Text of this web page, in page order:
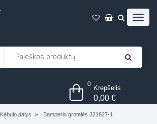
0 Krepšelis
0,00€
Kėbulo dalys Bamperio grotelės 321827-1